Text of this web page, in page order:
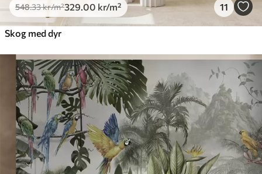
548.33kr/m²329 .00 kr/m² 11
Skog med dyr